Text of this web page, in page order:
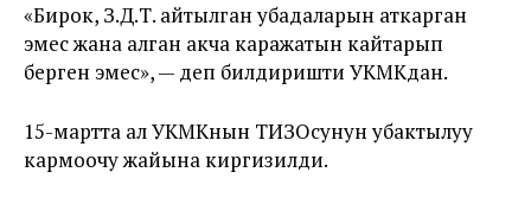
«Бирок, З.Д.Т. айтылган убадаларын аткарган
эмес жана алган акча каражатын кайтарып
берген эмес», — деп билдиришти УКМКдан.
15-мартта ал УКМКнын ТИЗОсунун убактылуу
кармоочу жайына киргизилди.